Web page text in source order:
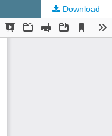
Download